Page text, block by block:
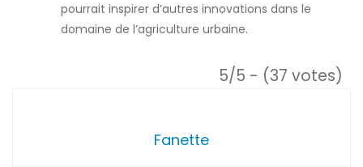
pourrait inspirer d’autres innovations dans le
domaine de l’agriculture urbaine.
5/5 - (37 votes)
Fanette